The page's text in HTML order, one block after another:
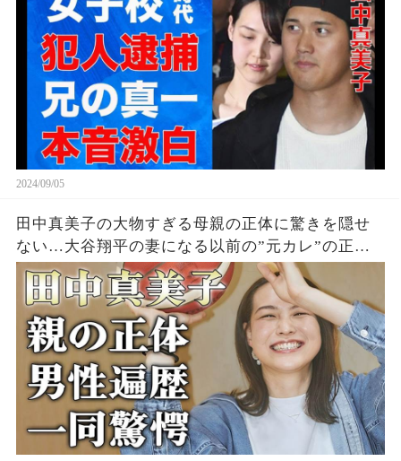
2024/09/05
田中真美子の大物すぎる母親の正体に驚きを隠せ
ない…大谷翔平の妻になる以前の”元カレ”の正
体…日本代表も経験したバスケ選手の男性遍歴に
一同驚愕…